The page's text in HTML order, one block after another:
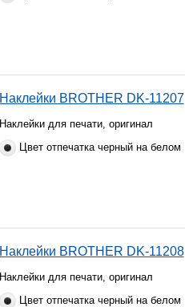
Наклейки BROTHER DK-11207
Наклейки для печати, оригинал
Цвет отпечатка черный на белом
Наклейки BROTHER DK-11208
Наклейки для печати, оригинал
Цвет отпечатка черный на белом